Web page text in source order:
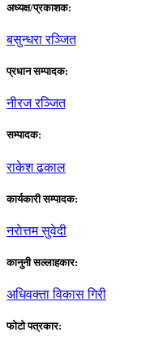
अध्यक्ष/प्रकाशक:
बसुन्धरा रञ्जित
प्रधान सम्पादक:
नीरज रञ्जित
सम्पादक:
राकेश ढकाल
कार्यकारी सम्पादक:
नराेत्तम सुवेदी
कानुनी सल्लाहकार:
अधिवक्ता विकास गिरी
फाेटाे पत्रकार: